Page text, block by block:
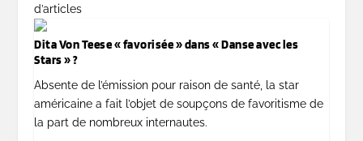
d’articles
Dita Von Teese « favorisée » dans « Danse avec les
Stars » ?
Absente de l’émission pour raison de santé, la star
américaine a fait l’objet de soupçons de favoritisme de
la part de nombreux internautes.